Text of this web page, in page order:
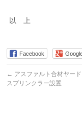
以 上
Facebook
← アスファルト合材ヤー
スプリンクラー設置